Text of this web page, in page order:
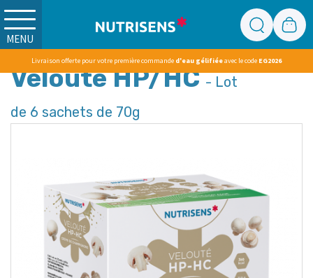
Livraison offerte pour votre première commande d'eau gélifiéeavec le code EG2026
MENU
Velouté HP/HC - Lot
de 6 sachets de 70g